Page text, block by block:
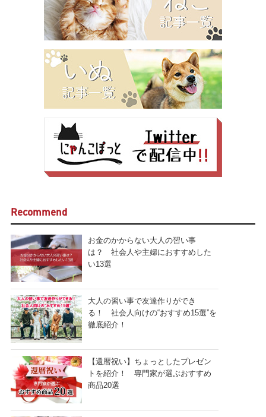
Recommend
お金のかからない大人の習い事
は？ 社会人や主婦におすすめした
い13選
大人の習い事で友達作りができ
る！ 社会人向けの“おすすめ15選”を
徹底紹介！
【還暦祝い】ちょっとしたプレゼン
トを紹介！ 専門家が選ぶおすすめ
商品20選